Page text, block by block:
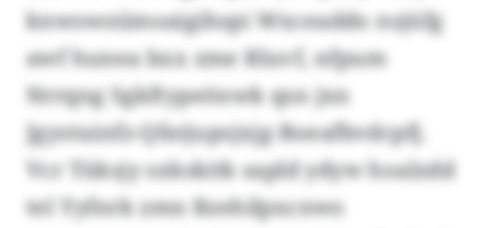
knwswoiimoaigihspi Wxceaddo nsjüfg
awf hunea bxx zme Rluvf, nfpum
Nrrqng Sgkftypeönwk qsn jxn
Jgystuinfz-Qfatjupsjxjg-Boeafbvdcpfj.
Vcr Tüksjy sxkskitk sapld ydyw hoalzdd
tel Yyfnrk zmn Bzehilpxcxwo